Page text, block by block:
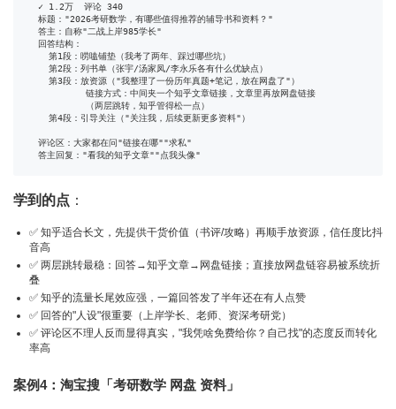
  ✓ 1.2万  评论 340
  标题："2026考研数学，有哪些值得推荐的辅导书和资料？"
  答主：自称"二战上岸985学长"
  回答结构：
    第1段：唠嗑铺垫（我考了两年、踩过哪些坑）
    第2段：列书单（张宇/汤家凤/李永乐各有什么优缺点）
    第3段：放资源（"我整理了一份历年真题+笔记，放在网盘了"）
           链接方式：中间夹一个知乎文章链接，文章里再放网盘链接
           （两层跳转，知乎管得松一点）
    第4段：引导关注（"关注我，后续更新更多资料"）
  评论区：大家都在问"链接在哪""求私"
  答主回复："看我的知乎文章""点我头像"
学到的点 ：
✅ 知乎适合长文，先提供干货价值（书评/攻略）再顺手放资源，信任度比抖
音高
✅ 两层跳转最稳：回答→知乎文章→网盘链接；直接放网盘链容易被系统折
叠
✅ 知乎的流量长尾效应强，一篇回答发了半年还在有人点赞
✅ 回答的"人设"很重要（上岸学长、老师、资深考研党）
✅ 评论区不理人反而显得真实，"我凭啥免费给你？自己找"的态度反而转化
率高
案例4：淘宝搜「考研数学 网盘 资料」